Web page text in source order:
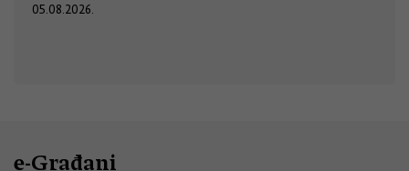
05.08.2026.
e-Građani